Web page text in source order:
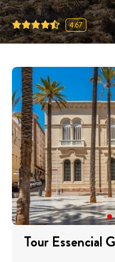
4.67
Tour Essencial